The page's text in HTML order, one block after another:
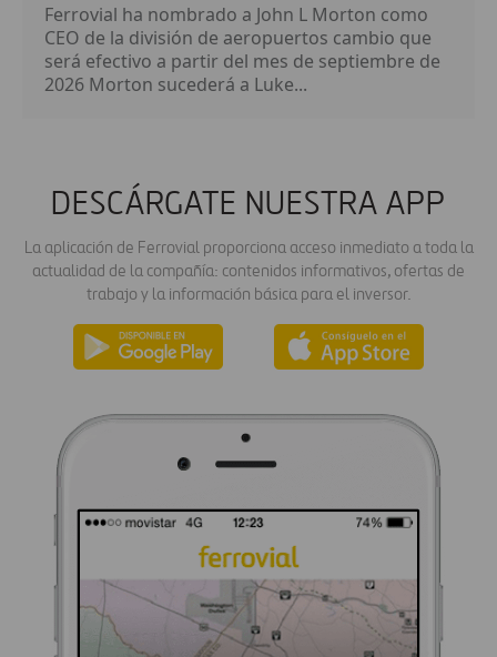
Ferrovial ha nombrado a John L Morton como
CEO de la división de aeropuertos cambio que
será efectivo a partir del mes de septiembre de
2026 Morton sucederá a Luke...
DESCÁRGATE NUESTRA APP
La aplicación de Ferrovial proporciona acceso inmediato a toda la
actualidad de la compañía: contenidos informativos, ofertas de
trabajo y la información básica para el inversor.